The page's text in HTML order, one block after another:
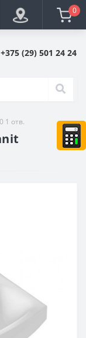
0
+375 (29) 501 24 24
1 отв.